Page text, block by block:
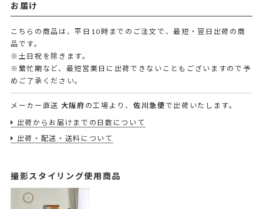
お届け
こちらの商品は、平日10時までのご注文で、最短・翌日出荷の商
品です。
※土日祝を除きます。
※繁忙期など、最短営業日に出荷できないこともございますので予
めご了承ください。
メーカー直送 大阪府 の工場より、 佐川急便で出荷いたします。
出荷からお届けまでの日数について
出荷・配送・送料について
撮影スタイリング使用商品